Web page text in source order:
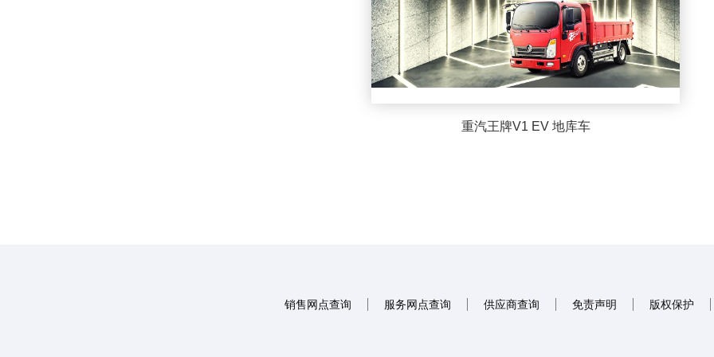
重汽王牌V1 EV 地库车
销售网点查询 服务网点查询 供应商查询 免责声明 版权保护